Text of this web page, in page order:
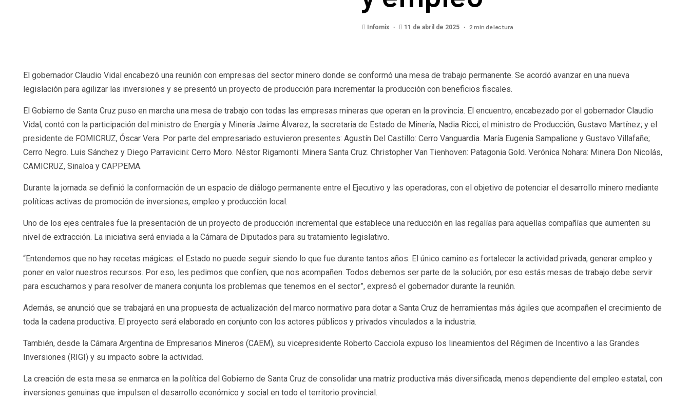
Infomix 11 de abril de 2025 2 min de lectura
El gobernador Claudio Vidal encabezó una reunión con empresas del sector minero donde se conformó una mesa de trabajo permanente. Se acordó avanzar en una nueva
legislación para agilizar las inversiones y se presentó un proyecto de producción para incrementar la producción con beneficios fiscales.
El Gobierno de Santa Cruz puso en marcha una mesa de trabajo con todas las empresas mineras que operan en la provincia. El encuentro, encabezado por el gobernador Claudio
Vidal, contó con la participación del ministro de Energía y Minería Jaime Álvarez, la secretaria de Estado de Minería, Nadia Ricci; el ministro de Producción, Gustavo Martínez; y el
presidente de FOMICRUZ, Óscar Vera. Por parte del empresariado estuvieron presentes: Agustín Del Castillo: Cerro Vanguardia. María Eugenia Sampalione y Gustavo Villafañe;
Cerro Negro. Luis Sánchez y Diego Parravicini: Cerro Moro. Néstor Rigamonti: Minera Santa Cruz. Christopher Van Tienhoven: Patagonia Gold. Verónica Nohara: Minera Don Nicolás,
CAMICRUZ, Sinaloa y CAPPEMA.
Durante la jornada se definió la conformación de un espacio de diálogo permanente entre el Ejecutivo y las operadoras, con el objetivo de potenciar el desarrollo minero mediante
políticas activas de promoción de inversiones, empleo y producción local.
Uno de los ejes centrales fue la presentación de un proyecto de producción incremental que establece una reducción en las regalías para aquellas compañías que aumenten su
nivel de extracción. La iniciativa será enviada a la Cámara de Diputados para su tratamiento legislativo.
“Entendemos que no hay recetas mágicas: el Estado no puede seguir siendo lo que fue durante tantos años. El único camino es fortalecer la actividad privada, generar empleo y
poner en valor nuestros recursos. Por eso, les pedimos que confíen, que nos acompañen. Todos debemos ser parte de la solución, por eso estás mesas de trabajo debe servir
para escucharnos y para resolver de manera conjunta los problemas que tenemos en el sector”, expresó el gobernador durante la reunión.
Además, se anunció que se trabajará en una propuesta de actualización del marco normativo para dotar a Santa Cruz de herramientas más ágiles que acompañen el crecimiento de
toda la cadena productiva. El proyecto será elaborado en conjunto con los actores públicos y privados vinculados a la industria.
También, desde la Cámara Argentina de Empresarios Mineros (CAEM), su vicepresidente Roberto Cacciola expuso los lineamientos del Régimen de Incentivo a las Grandes
Inversiones (RIGI) y su impacto sobre la actividad.
La creación de esta mesa se enmarca en la política del Gobierno de Santa Cruz de consolidar una matriz productiva más diversificada, menos dependiente del empleo estatal, con
inversiones genuinas que impulsen el desarrollo económico y social en todo el territorio provincial.